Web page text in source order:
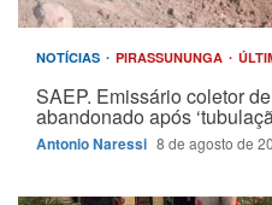
NOTÍCIAS PIRASSUNUNGA
SAEP. Emissário coletor
abandonado após
Antonio Naressi 8 de agosto de